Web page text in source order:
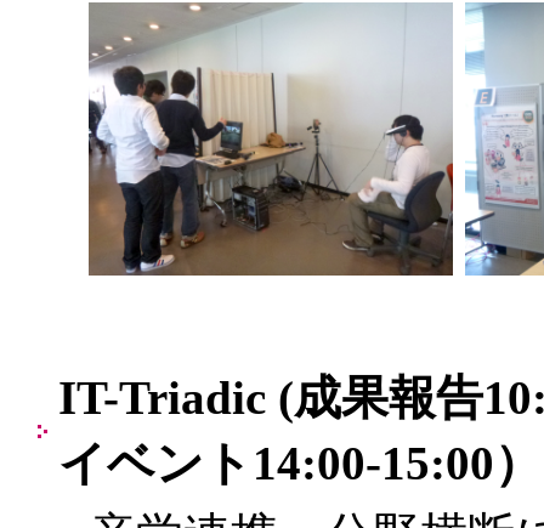
IT-Triadic (成果報告
イベント14:00-15:00）